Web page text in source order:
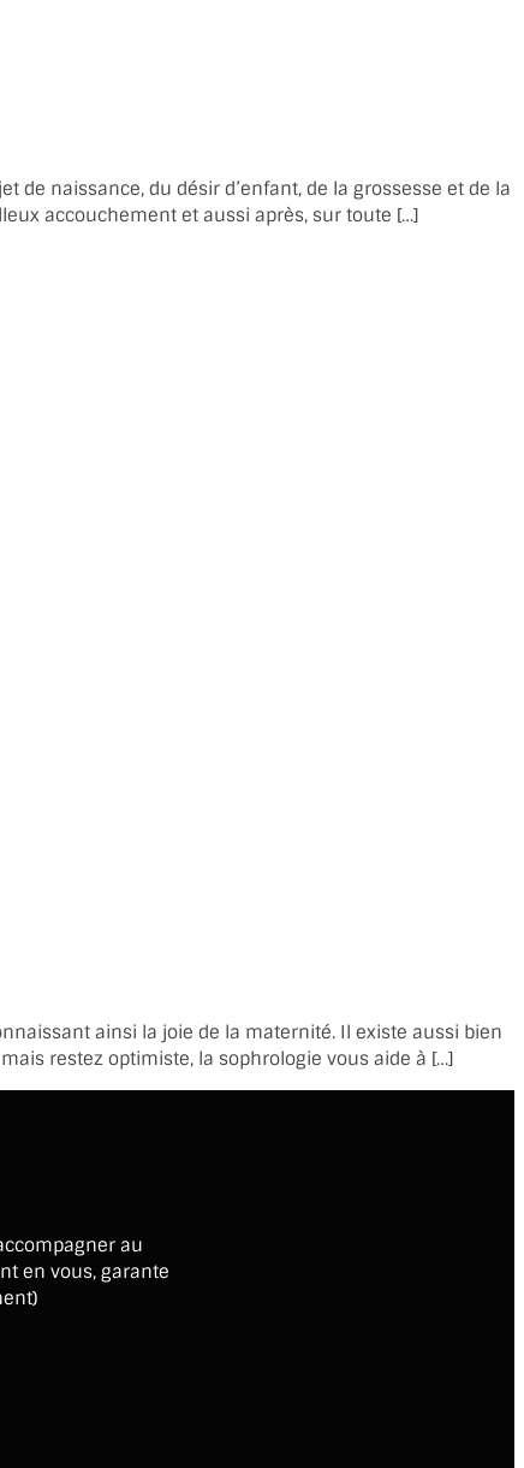
de naissance, du désir d’enfant, de la grossesse et de la
accouchement et aussi après, sur toute […]
ainsi la joie de la maternité. Il existe aussi bien
restez optimiste, la sophrologie vous aide à […]
au
en vous, garante